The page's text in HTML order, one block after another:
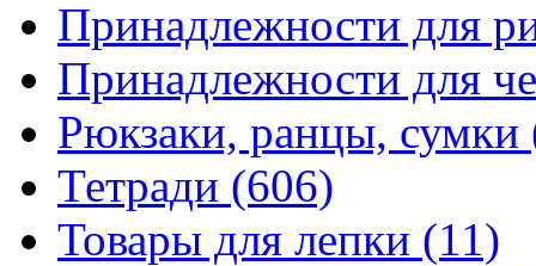
Принадлежности для
Принадлежности для
Рюкзаки, ранцы, сумки
Тетради (606)
Товары для лепки (11)